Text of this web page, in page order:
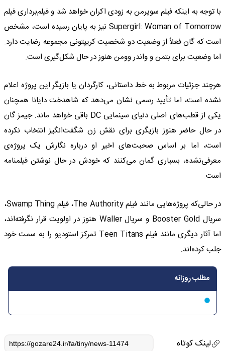
با توجه به اینکه فیلم سوپرمن به زودی اکران خواهد شد و فیلم‌برداری فیلم
Supergirl: Woman of Tomorrow نیز به پایان رسیده است، مشخص
است که گان فعلاً از وضعیت دو شخصیت کریپتونی مجموعه رضایت دارد.
اما وضعیت برای بتمن و واندر وومن هنوز در حال شکل‌گیری است.
هرچند جزئیات مربوط به خط داستانی، کارگردان یا بازیگر این پروژه اعلام
نشده است، اما تأیید رسمی نشان می‌دهد که شاهدخت دایانا همچنان
یکی از قطب‌های اصلی دنیای سینمایی DC باقی خواهد ماند. جیمز گان
در حال حاضر هنوز بازیگری برای نقش زن شگفت‌انگیز انتخاب نکرده
است، اما بر اساس صحبت‌های اخیر او درباره نگارش یک پروژه‌ی
معرفی‌نشده، بسیاری گمان می‌کنند که خودش در حال نوشتن فیلمنامه
است.
در حالی‌که پروژه‌هایی مانند فیلم The Authority، فیلم Swamp Thing،
سریال Booster Gold و سریال Waller هنوز در اولویت قرار نگرفته‌اند،
اما آثار دیگری مانند فیلم Teen Titans تمرکز استودیو را به سمت خود
جلب کرده‌اند.
مطلب روزانه
لینک کوتاه